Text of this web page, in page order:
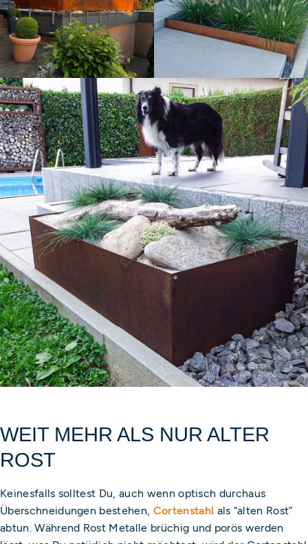
WEIT MEHR ALS NUR ALTER
ROST
Keinesfalls solltest Du, auch wenn optisch durchaus
Überschneidungen bestehen, Cortenstahl als “alten Rost”
abtun. Während Rost Metalle brüchig und porös werden